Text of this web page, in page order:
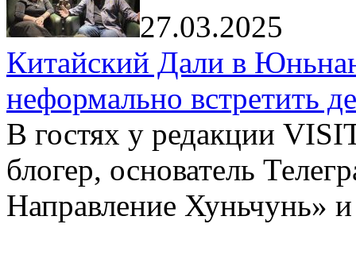
27.03.2025
Китайский Дали в
неформально встретить
В гостях у редакции
блогер, основатель
Направление Хуньчунь»